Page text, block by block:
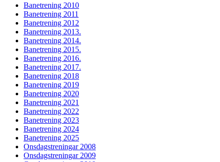
Banetrening 2010
Banetrening 2011
Banetrening 2012
Banetrening 2013.
Banetrening 2014.
Banetrening 2015.
Banetrening 2016.
Banetrening 2017.
Banetrening 2018
Banetrening 2019
Banetrening 2020
Banetrening 2021
Banetrening 2022
Banetrening 2023
Banetrening 2024
Banetrening 2025
Onsdagstreningar 2008
Onsdagstreningar 2009